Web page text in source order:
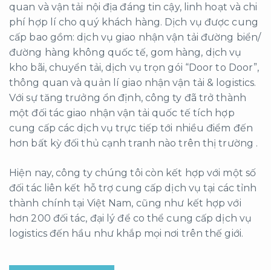
quan và vận tải nội địa đáng tin cậy, linh hoạt và chi
phí hợp lí cho quý khách hàng. Dịch vụ được cung
cấp bao gồm: dịch vụ giao nhận vận tải đường biển/
đường hàng không quốc tế, gom hàng, dịch vụ
kho bãi, chuyển tải, dịch vụ trọn gói “Door to Door”,
thông quan và quản lí giao nhận vận tải & logistics.
Với sự tăng trưởng ổn định, công ty đã trở thành
một đối tác giao nhận vận tải quốc tế tích hợp
cung cấp các dịch vụ trực tiếp tới nhiều điểm đến
hơn bất kỳ đối thủ cạnh tranh nào trên thị trường .
Hiện nay, công ty chúng tôi còn kết hợp với một số
đối tác liên kết hỗ trợ cung cấp dịch vụ tại các tỉnh
thành chính tại Việt Nam, cũng như kết hợp với
hơn 200 đối tác, đại lý để co thể cung cấp dịch vụ
logistics đến hầu như khắp mọi nơi trên thế giới.